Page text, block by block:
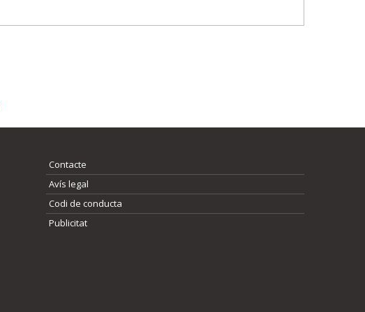
Contacte
Avís legal
Codi de conducta
Publicitat